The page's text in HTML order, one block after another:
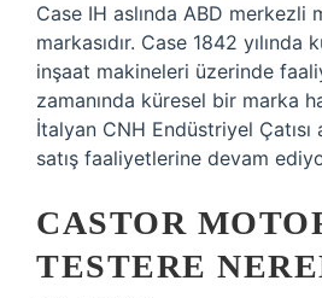
Case IH aslında ABD merkezli
markasıdır. Case 1842 yılında
inşaat makineleri üzerinde
zamanında küresel bir marka
İtalyan CNH Endüstriyel Çatısı
satış faaliyetlerine devam
CASTOR
TESTERE